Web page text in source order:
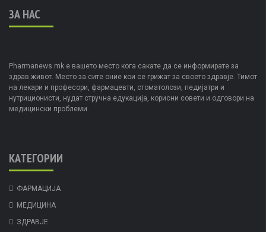
ЗА НАС
Pharmanews.mk е вашето место кога сакате да се информирате за
здрав живот. Место за сите оние кои се грижат за своето здравје. Тимот
на лекари и професори, фармацевти, стоматолози, педијатри и
нутриционисти, нудат стручна едукација, корисни совети и одговори на
медицински проблеми.
КАТЕГОРИИ
ФАРМАЦИЈА
МЕДИЦИНА
ЗДРАВЈЕ